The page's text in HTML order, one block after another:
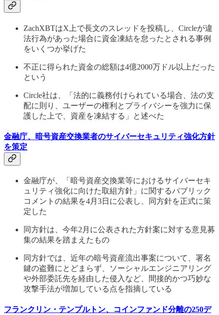
ZachXBTはX上で長文のスレッドを投稿し、Circleが違
法行為があった場合に資金凍結を怠ったとされる事例
をいくつか挙げた
不正に得られた資金の総額は4億2000万ドル以上だった
という
Circle社は、「法的に義務付けられている場合、法の支
配に則り、ユーザーの権利とプライバシーを強力に保
護した上で、資産を凍結する」と述べた
金融庁、暗号資産交換業者のサイバーセキュリティ強化方針
を策定
金融庁が、「暗号資産交換業等におけるサイバーセキ
ュリティ強化に向けた取組方針」に関するパブリック
コメントの結果を4月3日に公表し、同方針を正式に策
定した
同方針は、今年2月に公表された方針案に対する意見募
集の結果を踏まえたもの
同方針では、近年の暗号資産流出事案について、署名
鍵の盗難にとどまらず、ソーシャルエンジニアリング
や外部委託先を経由した侵入など、間接的かつ巧妙な
攻撃手法が増加している点を指摘している
フランクリン・テンプルトン、コインファンド分離の250デ